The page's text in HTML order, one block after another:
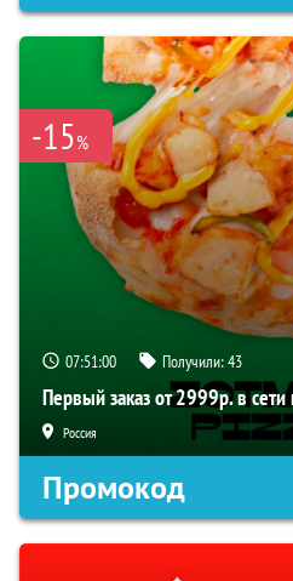
-15%
07:50:59 Получили:43
Первый заказ от 2999р. в
Россия
Промокод